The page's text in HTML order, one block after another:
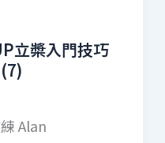
立槳入門技巧
Alan